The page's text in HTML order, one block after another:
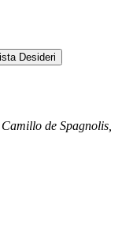
Desideri
de Spagnolis,